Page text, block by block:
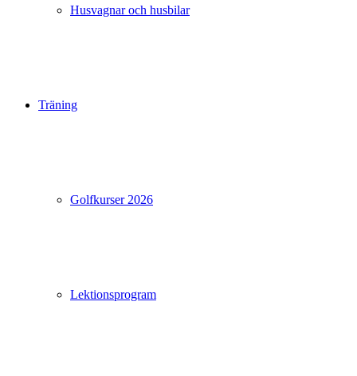
Husvagnar och husbilar
Träning
Golfkurser 2026
Lektionsprogram